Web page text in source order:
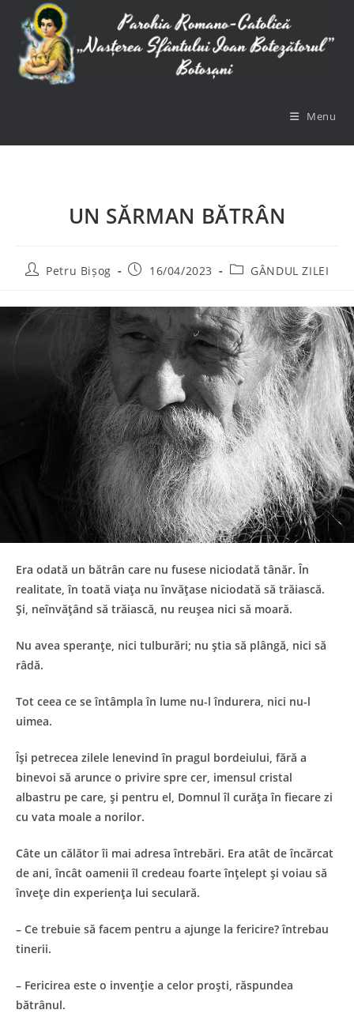
content
Menu
UN SĂRMAN BĂTRÂN
PostPetru Bișog
Post16/04/2023
PostGÂNDUL ZILEI
Era odată un bătrân care nu fusese niciodată tânăr. În
realitate, în toată viaţa nu învăţase niciodată să trăiască.
Şi, neînvăţând să trăiască, nu reuşea nici să moară.
Nu avea speranţe, nici tulburări; nu ştia să plângă, nici să
râdă.
Tot ceea ce se întâmpla în lume nu-l îndurera, nici nu-l
uimea.
Îşi petrecea zilele lenevind în pragul bordeiului, fără a
binevoi să arunce o privire spre cer, imensul cristal
albastru pe care, şi pentru el, Domnul îl curăţa în fiecare zi
cu vata moale a norilor.
Câte un călător îi mai adresa întrebări. Era atât de încărcat
de ani, încât oamenii îl credeau foarte înţelept şi voiau să
înveţe din experienţa lui seculară.
– Ce trebuie să facem pentru a ajunge la fericire? întrebau
tinerii.
– Fericirea este o invenţie a celor proşti, răspundea
bătrânul.